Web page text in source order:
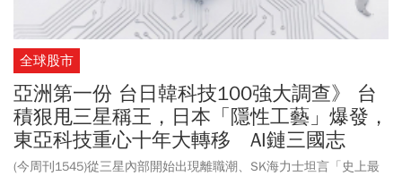
全球股市
亞洲第一份 台日韓科技100強大調查》 台
積狠甩三星稱王，日本「隱性工藝」爆發，
東亞科技重心十年大轉移 AI鏈三國志
(今周刊1545)從三星內部開始出現離職潮、SK海力士坦言「史上最